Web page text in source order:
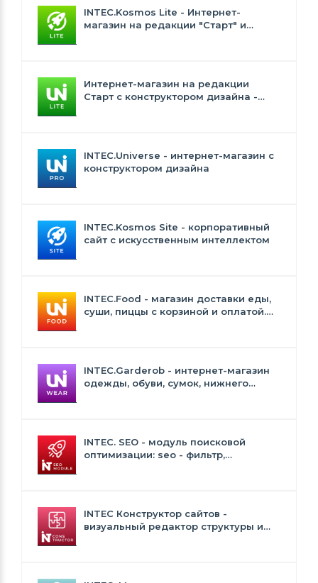
INTEC.Kosmos Lite - Интернет-
магазин на редакции "Старт" и
Интернет-магазин на редакции
Старт с конструктором дизайна -
INTEC.Universe - интернет-магазин с
конструктором дизайна
INTEC.Kosmos Site - корпоративный
сайт с искусственным интеллектом
INTEC.Food - магазин доставки еды,
суши, пиццы с корзиной и оплатой.
INTEC.Garderob - интернет-магазин
одежды, обуви, сумок, нижнего
INTEC. SEO - модуль поисковой
оптимизации: seo - фильтр,
INTEC Конструктор сайтов -
визуальный редактор структуры и